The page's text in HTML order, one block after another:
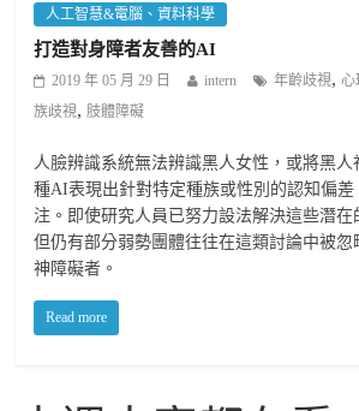
人工智慧&電腦、資料科學
打造對身障者友善的AI
2019 年 05 月 29 日 intern 年齡歧視,心
族歧視,肢體障礙
人臉辨識系統無法辨識黑人女性，或將黑
種AI表現出針對特定種族或性別的認知偏差
注。即使研究人員已努力設法解決這些潛在
但仍有部分弱勢團體往往在這類討論中被忽
神障礙者。
Read more